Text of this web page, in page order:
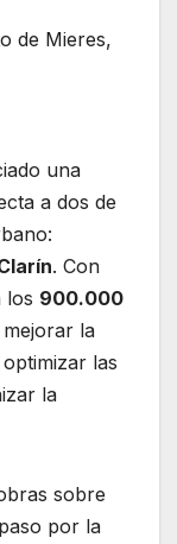
de Mieres,
una
a dos de
. Con
los 900.000
la
las
la
sobre
por la